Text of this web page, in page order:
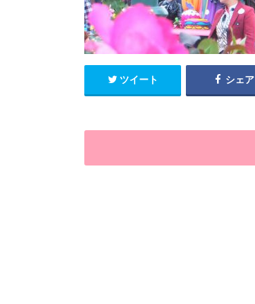
ツイート シェア